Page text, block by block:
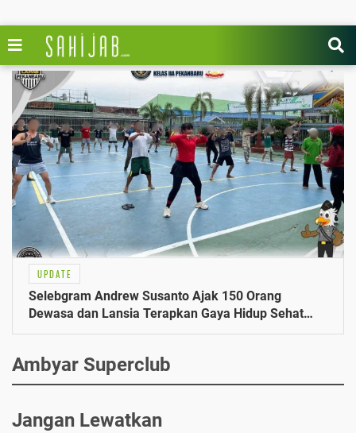
UPDATE
Selebgram Andrew Susanto Ajak 150 Orang
Dewasa dan Lansia Terapkan Gaya Hidup Sehat
Melalui Senam
Ambyar Superclub
Jangan Lewatkan